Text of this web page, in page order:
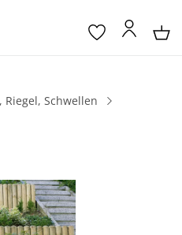
Schwellen